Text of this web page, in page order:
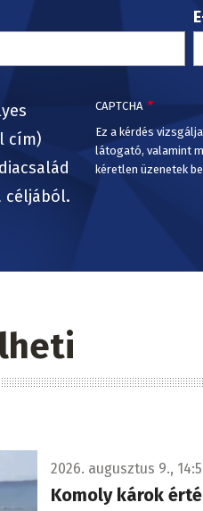
cím)
céljából.
CAPTCHA
Ez a kérdés
látogató, valamint
kéretlen üzenetek
2026. augusztus 9.,
Komoly károk